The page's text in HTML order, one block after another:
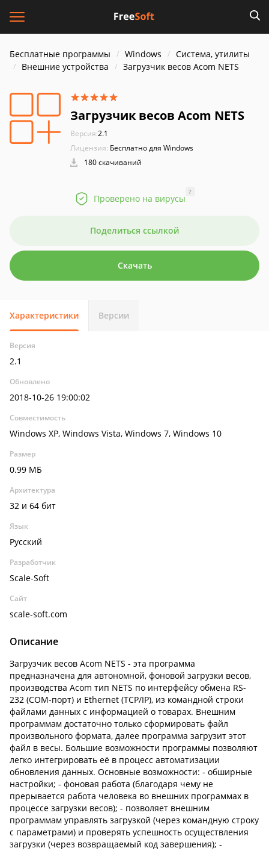
Бесплатные программы Windows
Система, утилиты
Внешние устройства
Загрузчик весов Acom NETS
Загрузчик весов Acom NETS
Версия:2.1
Лицензия: Бесплатно для Windows
180 скачиваний
Проверено на вирусы
?
Поделиться ссылкой
Скачать
Характеристики Версии
Версия
2.1
Обновлено
2018-10-26 19:00:02
Совместимость
Windows XP, Windows Vista, Windows 7, Windows 10
Размер
0.99 МБ
Архитектура
32 и 64 бит
Язык
Русский
Разработчик
Scale-Soft
Сайт
scale-soft.com
Описание
Загрузчик весов Acom NETS - эта программа
предназначена для автономной, фоновой загрузки весов,
производства Acom тип NETS по интерфейсу обмена RS-
232 (COM-порт) и Ethernet (TCP/IP), из командной строки
файлами данных с информацией о товарах. Внешним
программам достаточно только сформировать файл
произвольного формата, далее программа загрузит этот
файл в весы. Большие возможности программы позволяют
легко интегрировать её в процесс автоматизации
обновления данных. Основные возможности: - обширные
настройки; - фоновая работа (благодаря чему не
прерывается работа человека во внешних программах в
процессе загрузки весов); - позволяет внешним
программам управлять загрузкой (через командную строку
с параметрами) и проверять успешность осуществления
загрузки (через возвращаемый код завершения); -